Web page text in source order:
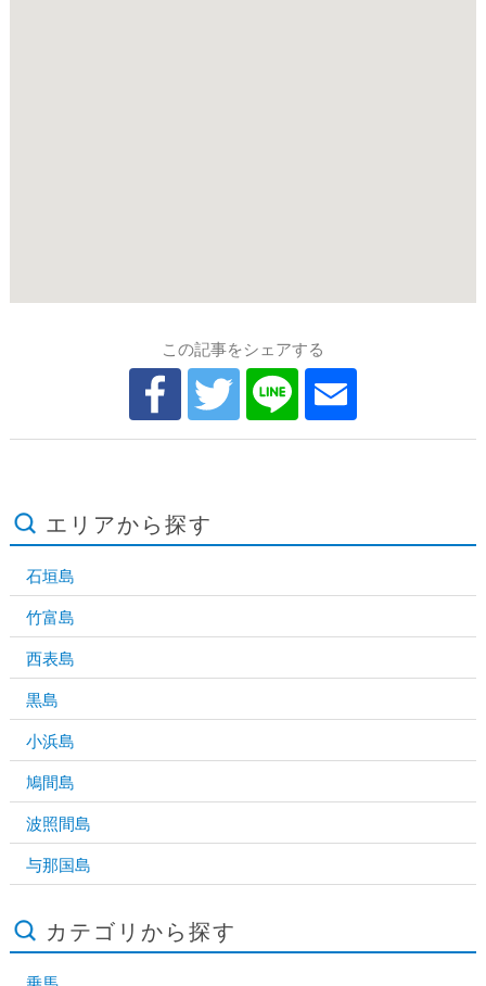
この記事をシェアする
エリアから探す
石垣島
竹富島
西表島
黒島
小浜島
鳩間島
波照間島
与那国島
カテゴリから探す